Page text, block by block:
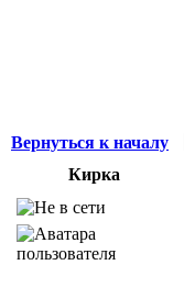
Вернуться к началу
Кирка